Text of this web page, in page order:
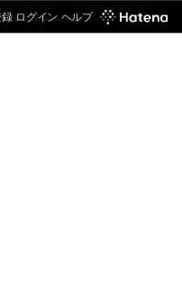
ログイン ヘルプ